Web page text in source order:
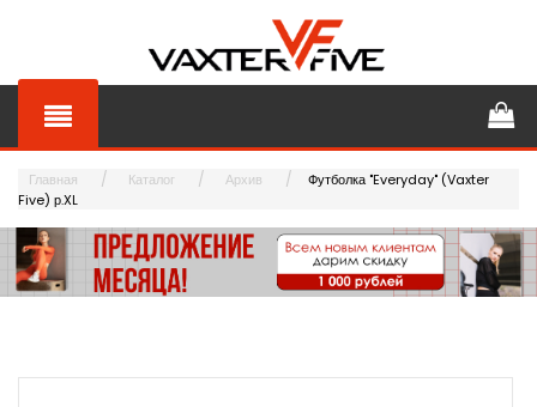
Главная Каталог Архив
Футболка "Everyday" (Vaxter
Five) р.XL